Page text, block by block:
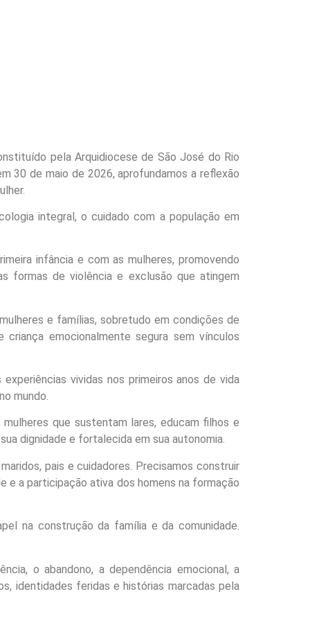
pela Arquidiocese de São José do Rio
30 de maio de 2026,aprofundamos a reflexão
integral, o cuidado com a população em
infância e com as mulheres, promovendo
formas de violência e exclusão que atingem
e famílias, sobretudo em condições de
emocionalmente segura sem vínculos
vividas nos primeiros anos de vida
mundo.
que sustentam lares, educam filhos e
dignidade e fortalecida em sua autonomia.
pais e cuidadores. Precisamos construir
e a participação ativa dos homens na formação
na construção da família e dacomunidade.
o abandono, a dependência emocional, a
identidades feridas e histórias marcadas pela